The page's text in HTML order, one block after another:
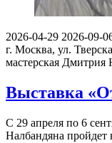
2026-04-29 2026-09-
г. Москва, ул.
мастерская Дмитрия
Выставка
С 29 апреля по 6
Налбандяна пройдет